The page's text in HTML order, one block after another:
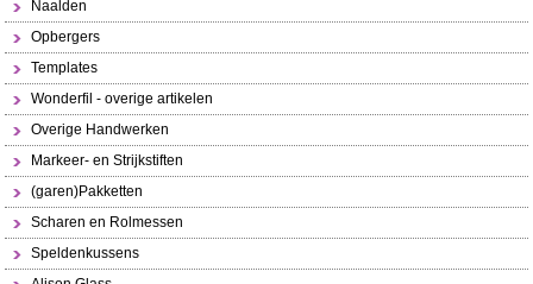
Naalden
Opbergers
Templates
Wonderfil - overige artikelen
Overige Handwerken
Markeer- en Strijkstiften
(garen)Pakketten
Scharen en Rolmessen
Speldenkussens